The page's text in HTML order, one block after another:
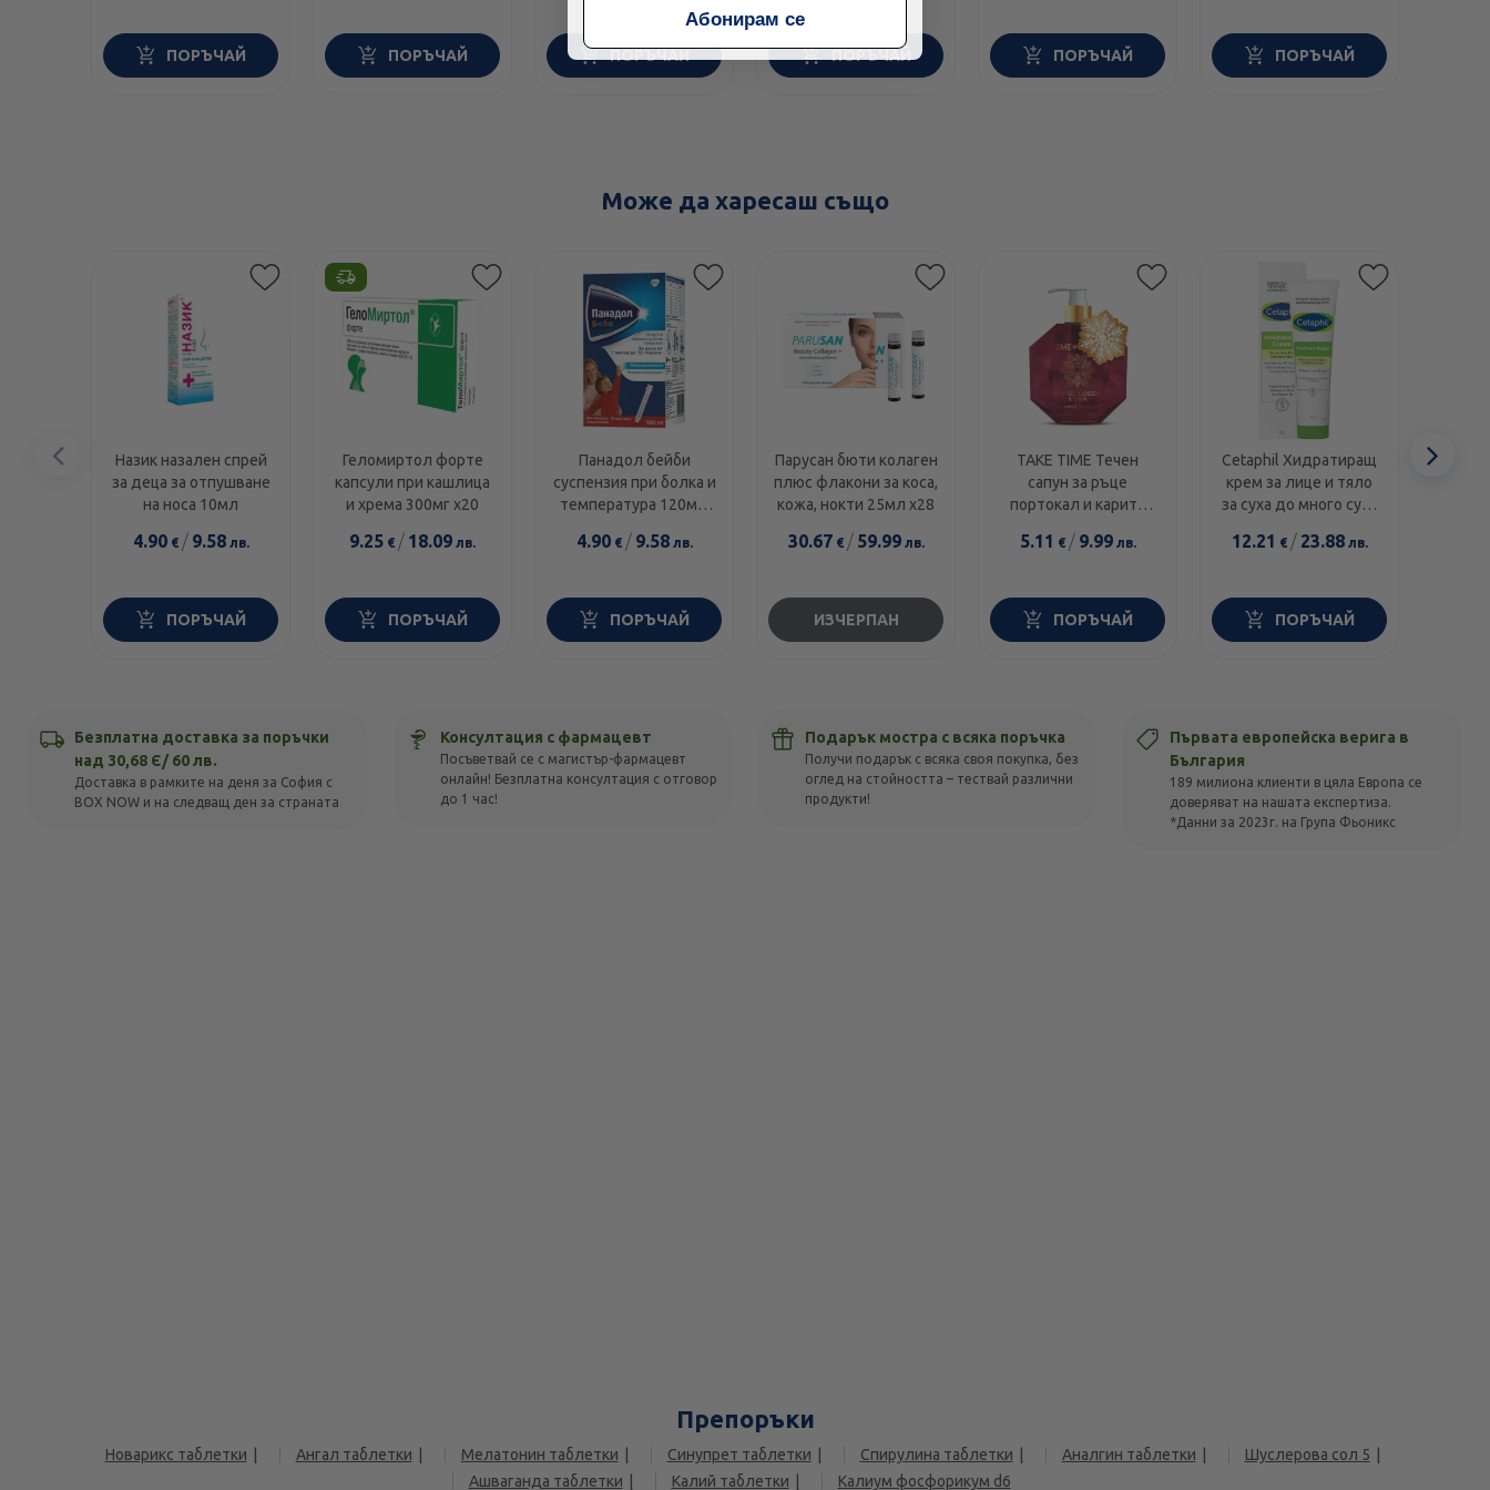
ПОРЪЧАЙ ПОРЪЧАЙ ПОРЪЧАЙ ПОРЪЧАЙ
Може да харесаш също
Назик назален спрей
за деца за отпушване
на носа 10мл
4.90€ / 9.58лв.
ПОРЪЧАЙ
Геломиртол форте
капсули при кашлица
и хрема 300мг х20
9.25 € / 18.09 лв.
ПОРЪЧАЙ
Панадол бейби
суспензия при болка и
температура 120мг/
4.90€ / 9.58лв.
ПОРЪЧАЙ
Парусан бюти колаген
плюс флакони за коса,
кожа, нокти 25мл х28
30.67€ / 59.99лв.
ИЗЧЕРПАН
TAKE TIME Течен
сапун за ръце
портокал и карите
5.11 € / 9.99лв.
ПОРЪЧАЙ
Cetaphil Хидратиращ
крем за лице и тяло
за суха до много суха
100г
12.21 € / 23.88лв.
ПОРЪЧАЙ
Предишен
елемент
Безплатна доставка за поръчки
над 30,68 Є/ 60 лв.
Доставка в рамките на деня за София с
BOX NOW и на следващ ден за страната
Консултация с фармацевт
Посъветвай се с магистър-фармацевт
онлайн! Безплатна консултация с отговор
до 1 час!
Подарък мостра с всяка поръчка
Получи подарък с всяка своя покупка, без
оглед на стойността – тествай различни
продукти!
Първата европейска верига в
България
189 милиона клиенти в цяла Европа се
доверяват на нашата експертиза.
*Данни за 2023г. на Група Фьоникс
Препоръки
Новарикс таблетки Ангал таблетки Мелатонин таблетки Синупрет таблетки Спирулина таблетки Аналгин таблетки
Шуслерова сол 5
Ашваганда таблетки
Калий таблетки Калиум фосфорикум d6
Абонирам се